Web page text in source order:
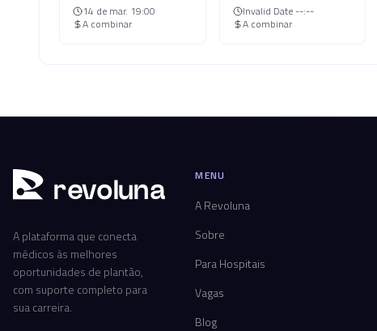
14 de mar. 19:00
A combinar
Invalid Date --:--
A combinar
revoluna
A plataforma que conecta
médicos às melhores
oportunidades de plantão,
com suporte completo para
sua carreira.
MENU
A Revoluna
Sobre
Para Hospitais
Vagas
Blog